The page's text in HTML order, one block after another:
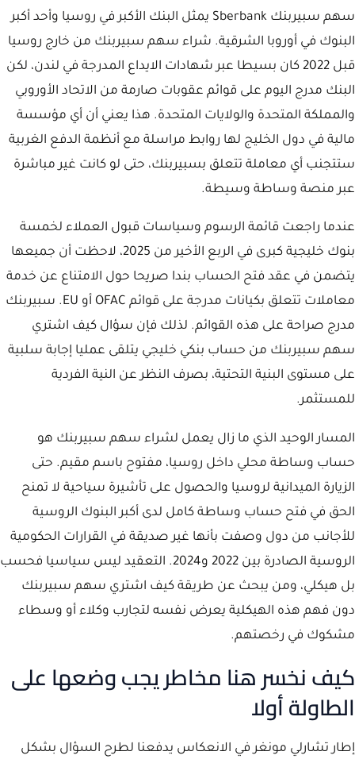
سهم سبيربنك Sberbank يمثل البنك الأكبر في روسيا وأحد أكبر
البنوك في أوروبا الشرقية. شراء سهم سبيربنك من خارج روسيا
قبل 2022 كان بسيطا عبر شهادات الايداع المدرجة في لندن، لكن
البنك مدرج اليوم على قوائم عقوبات صارمة من الاتحاد الأوروبي
والمملكة المتحدة والولايات المتحدة. هذا يعني أن أي مؤسسة
مالية في دول الخليج لها روابط مراسلة مع أنظمة الدفع الغربية
ستتجنب أي معاملة تتعلق بسبيربنك، حتى لو كانت غير مباشرة
عبر منصة وساطة وسيطة.
عندما راجعت قائمة الرسوم وسياسات قبول العملاء لخمسة
بنوك خليجية كبرى في الربع الأخير من 2025، لاحظت أن جميعها
يتضمن في عقد فتح الحساب بندا صريحا حول الامتناع عن خدمة
معاملات تتعلق بكيانات مدرجة على قوائم OFAC أو EU. سبيربنك
مدرج صراحة على هذه القوائم. لذلك فإن سؤال كيف اشتري
سهم سبيربنك من حساب بنكي خليجي يتلقى عمليا إجابة سلبية
على مستوى البنية التحتية، بصرف النظر عن النية الفردية
للمستثمر.
المسار الوحيد الذي ما زال يعمل لشراء سهم سبيربنك هو
حساب وساطة محلي داخل روسيا، مفتوح باسم مقيم. حتى
الزيارة الميدانية لروسيا والحصول على تأشيرة سياحية لا تمنح
الحق في فتح حساب وساطة كامل لدى أكبر البنوك الروسية
للأجانب من دول وصفت بأنها غير صديقة في القرارات الحكومية
الروسية الصادرة بين 2022 و2024. التعقيد ليس سياسيا فحسب
بل هيكلي، ومن يبحث عن طريقة كيف اشتري سهم سبيربنك
دون فهم هذه الهيكلية يعرض نفسه لتجارب وكلاء أو وسطاء
مشكوك في رخصتهم.
كيف نخسر هنا مخاطر يجب وضعها على
الطاولة أولا
إطار تشارلي مونغر في الانعكاس يدفعنا لطرح السؤال بشكل